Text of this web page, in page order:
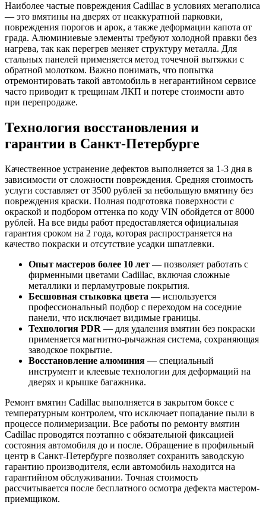
Наиболее частые повреждения Cadillac в условиях мегаполиса
— это вмятины на дверях от неаккуратной парковки,
повреждения порогов и арок, а также деформации капота от
града. Алюминиевые элементы требуют холодной правки без
нагрева, так как перегрев меняет структуру металла. Для
стальных панелей применяется метод точечной вытяжки с
обратной молотком. Важно понимать, что попытка
отремонтировать такой автомобиль в негарантийном сервисе
часто приводит к трещинам ЛКП и потере стоимости авто
при перепродаже.
Технология восстановления и
гарантии в Санкт-Петербурге
Качественное устранение дефектов выполняется за 1-3 дня в
зависимости от сложности повреждения. Средняя стоимость
услуги составляет от 3500 рублей за небольшую вмятину без
повреждения краски. Полная подготовка поверхности с
окраской и подбором оттенка по коду VIN обойдется от 8000
рублей. На все виды работ предоставляется официальная
гарантия сроком на 2 года, которая распространяется на
качество покраски и отсутствие усадки шпатлевки.
Опыт мастеров более 10 лет — позволяет работать с
фирменными цветами Cadillac, включая сложные
металлики и перламутровые покрытия.
Бесшовная стыковка цвета — используется
профессиональный подбор с переходом на соседние
панели, что исключает видимые границы.
Технология PDR — для удаления вмятин без покраски
применяется магнитно-рычажная система, сохраняющая
заводское покрытие.
Восстановление алюминия — специальный
инструмент и клеевые технологии для деформаций на
дверях и крышке багажника.
Ремонт вмятин Cadillac выполняется в закрытом боксе с
температурным контролем, что исключает попадание пыли в
процессе полимеризации. Все работы по ремонту вмятин
Cadillac проводятся поэтапно с обязательной фиксацией
состояния автомобиля до и после. Обращение в профильный
центр в Санкт-Петербурге позволяет сохранить заводскую
гарантию производителя, если автомобиль находится на
гарантийном обслуживании. Точная стоимость
рассчитывается после бесплатного осмотра дефекта мастером-
приемщиком.